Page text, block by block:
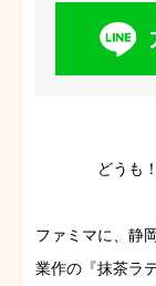
どうも！
ファミマに、静
業作の『抹茶ラ